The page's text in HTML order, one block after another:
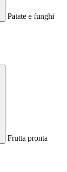
Patate e funghi
Frutta pronta